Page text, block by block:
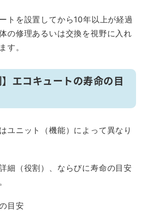
トを設置してから10年以上が経過
の修理あるいは交換を視野に入れ
す。
】エコキュートの寿命の目
ユニット（機能）によって異なり
細（役割）、ならびに寿命の目安
目安